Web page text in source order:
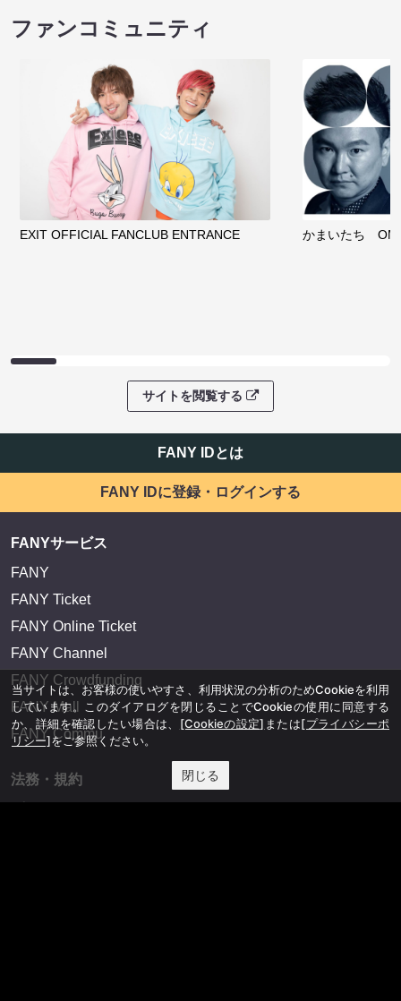
ファンコミュニティ
EXIT OFFICIAL FANCLUB ENTRANCE かまいたち
サイトを閲覧する
FANY IDとは
FANY IDに登録・ログインする
FANYサービス
FANY
FANY Ticket
FANY Online Ticket
FANY Channel
FANY Crowdfunding
FANY Mall
FANY Commu
法務・規約
当サイトは、お客様の使いやすさ、利用状況の分析のためCookieを利用
しています。このダイアログを閉じることでCookieの使用に同意する
か、詳細を確認したい場合は、 [Cookieの設定] または[プライバシーポ
リシー]をご参照ください。
閉じる